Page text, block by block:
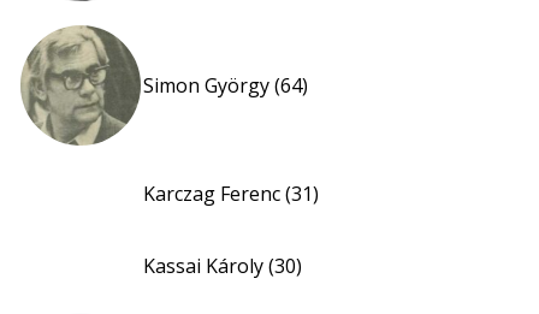
Simon György (64)
Karczag Ferenc (31)
Kassai Károly (30)